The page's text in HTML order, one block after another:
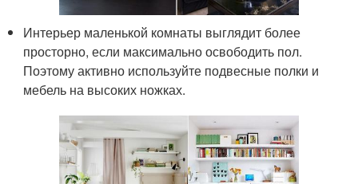
Интерьер маленькой комнаты выглядит более
просторно, если максимально освободить пол.
Поэтому активно используйте подвесные полки и
мебель на высоких ножках.